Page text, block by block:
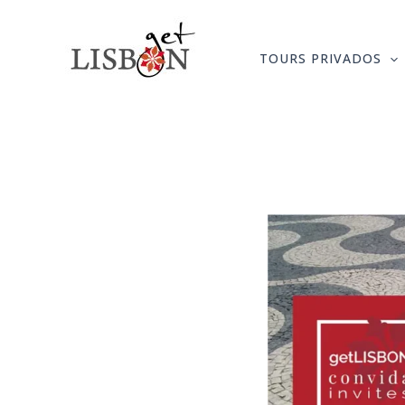
TOURS PRIVADOS